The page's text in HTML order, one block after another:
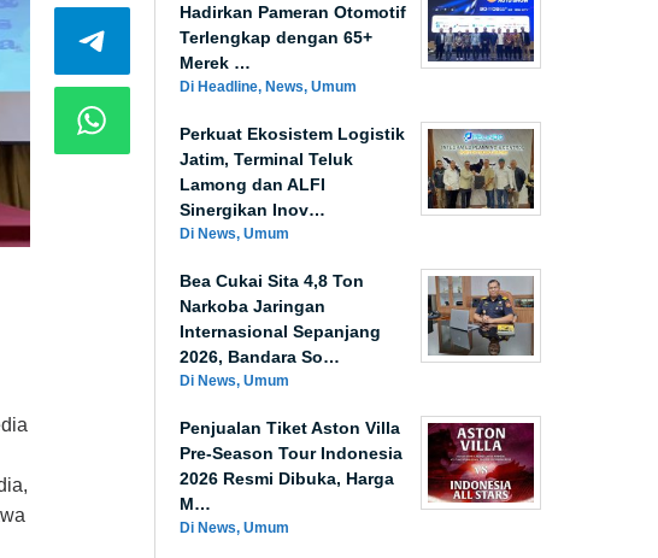
Hadirkan Pameran Otomotif
Terlengkap dengan 65+
Merek …
Di Headline, News, Umum
Perkuat Ekosistem Logistik
Jatim, Terminal Teluk
Lamong dan ALFI
Sinergikan Inov…
Di News, Umum
Bea Cukai Sita 4,8 Ton
Narkoba Jaringan
Internasional Sepanjang
2026, Bandara So…
Di News, Umum
Penjualan Tiket Aston Villa
Pre-Season Tour Indonesia
2026 Resmi Dibuka, Harga
M…
Di News, Umum